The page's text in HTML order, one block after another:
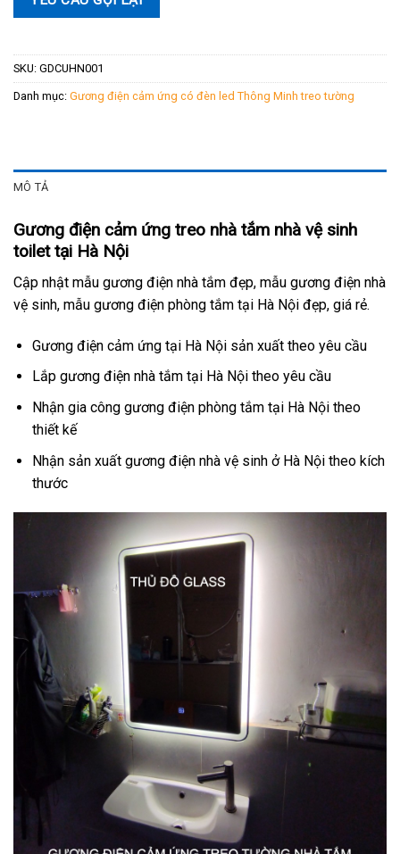
SKU: GDCUHN001
Danh mục: Gương điện cảm ứng có đèn led Thông Minh treo tường
MÔ TẢ
Gương điện cảm ứng treo nhà tắm nhà vệ sinh
toilet tại Hà Nội
Cập nhật mẫu gương điện nhà tắm đẹp, mẫu gương điện nhà
vệ sinh, mẫu gương điện phòng tắm tại Hà Nội đẹp, giá rẻ.
Gương điện cảm ứng tại Hà Nội sản xuất theo yêu cầu
Lắp gương điện nhà tắm tại Hà Nội theo yêu cầu
Nhận gia công gương điện phòng tắm tại Hà Nội theo
thiết kế
Nhận sản xuất gương điện nhà vệ sinh ở Hà Nội theo kích
thước